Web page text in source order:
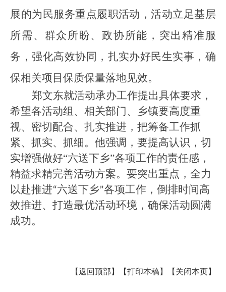
展的为民服务重点履职活动，活动立足基层
所需、群众所盼、政协所能，突出精准服
务，强化高效协同，扎实办好民生实事，确
保相关项目保质保量落地见效。
郑文东就活动承办工作提出具体要求，
希望各活动组、相关部门、乡镇要高度重
视、密切配合、扎实推进，把筹备工作抓
紧、抓实、抓细。他强调，要提高认识，切
实增强做好“六送下乡”各项工作的责任感，
精益求精完善活动方案。要突出重点，全力
以赴推进“六送下乡”各项工作 ，倒排时间高
效推进、打造最优活动环境，确保活动圆满
成功。
【返回顶部】 【打印本稿】 【关闭本页】